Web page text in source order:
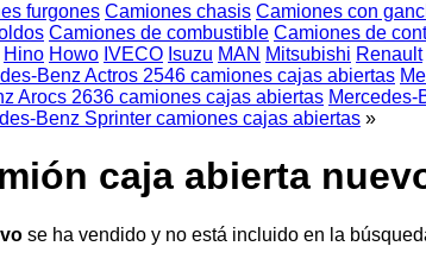
furgones Camiones chasis Camiones con
Camiones de combustible Camiones de
Hino Howo IVECO Isuzu MAN Mitsubishi Renault
Benz Actros 2546 camiones cajas abiertas
Arocs 2636 camiones cajas abiertas Mercedes-
Benz Sprinter camiones cajas abiertas »
caja abierta
se ha vendido y no está incluido en la